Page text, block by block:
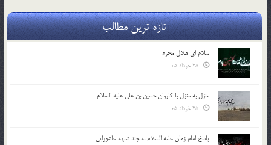
تازه ترین مطالب
سلام ای هلال محرم
منزل به منزل با کاروان حسین بن علی علیه السلام
پاسخ امام زمان علیه السلام به چند شبهه عاشورایی